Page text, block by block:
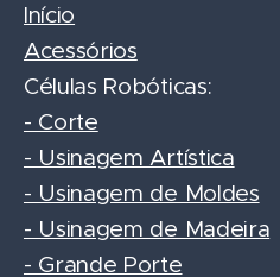
Início
Acessórios
Células Robóticas:
- Corte
- Usinagem Artística
- Usinagem de Moldes
- Usinagem de Madeira
- Grande Porte